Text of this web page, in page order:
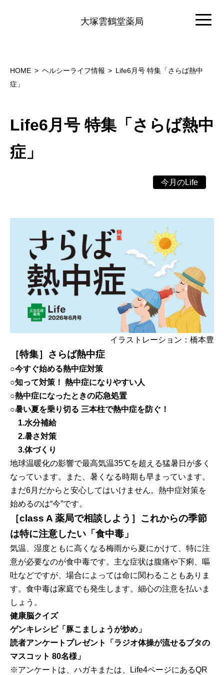
大塚雲鶴堂薬局
HOME ヘルシーライフ情報
Life6月号 特集「さらば熱中
症」
Life6月号 特集「さらば熱中
症」
今月のLife
イラストレーション：橋本豊
［特集］さらば熱中症
○今すぐ始める熱中症対策
○知って対策！ 熱中症になりやすい人
○熱中症になったときの応急処置
○暑い夏を乗り切る 三本柱で熱中症を防ぐ！
1.水分補給
2.暑さ対策
3.体づくり
地球温暖化の影響で最高気温35℃を超える猛暑日が多く
なっています。また、暑くなる時期も早まっています。
まだ6月だからと安心してはいけません。熱中症対策を
始めるのは“今”です。
［class A 薬局で相談しよう］これからの季節
は特に注意したい「食中毒」
気温、湿度ともに高くなる梅雨から夏にかけて、特に注
意が必要なのが食中毒です。主な症状は腹痛や下痢、嘔
吐などですが、場合によっては命に関わることもありま
す。食中毒は家庭でも発生します。細心の注意を払いま
しょう。
健康脳クイズ
ゲンキレシピ「豚こましょうが炒め」
読者アンケートプレゼント「ラジオ体操が流せるブタの
マスコット 80名様」
※アンケートは、ハガキまたは、Life4ページにあるQR